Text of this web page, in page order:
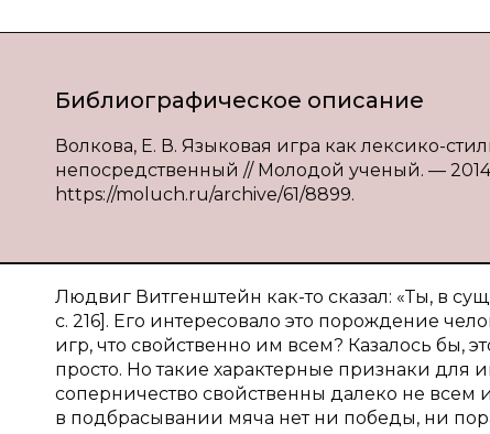
Библиографическое описание
Волкова, Е. В. Языковая игра как лексико-
непосредственный // Молодой ученый. —
https://moluch.ru/archive/61/8899.
Людвиг Витгенштейн как-то сказал: «Ты, в
с. 216]. Его интересовало это порождение
игр, что свойственно им всем? Казалось бы,
просто. Но такие характерные признаки для
соперничество свойственны далеко не всем
в подбрасывании мяча нет ни победы, ни